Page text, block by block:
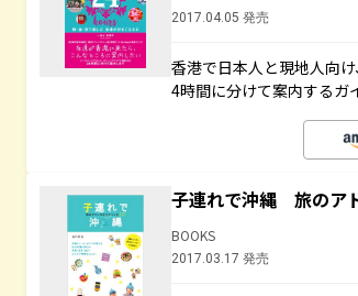
2017.04.05 発売
香港で日本人と現地人向
4時間に分けて案内するガ
子連れで沖縄 旅のア
BOOKS
2017.03.17 発売